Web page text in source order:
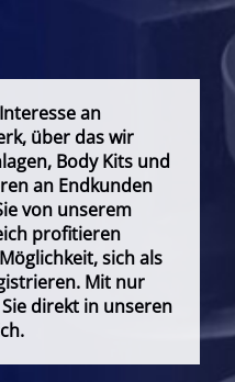
an
über das wir
Body Kits und
an Endkunden
von unserem
profitieren
sich als
Mit nur
direkt in unseren